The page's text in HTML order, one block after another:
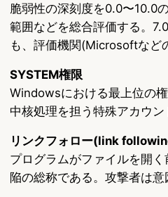
脆弱性の深刻度を0.0〜10.0
範囲などを総合評価する。
も、評価機関(Microsoftなど
SYSTEM権限
Windowsにおける最上位の
中核処理を担う特殊アカウ
リンクフォロー(link
プログラムがファイルを開
陥の総称である。攻撃者は